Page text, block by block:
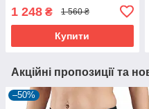
1 248 ₴ 1 560 ₴
Купити
Акційні пропозиції та
–50%